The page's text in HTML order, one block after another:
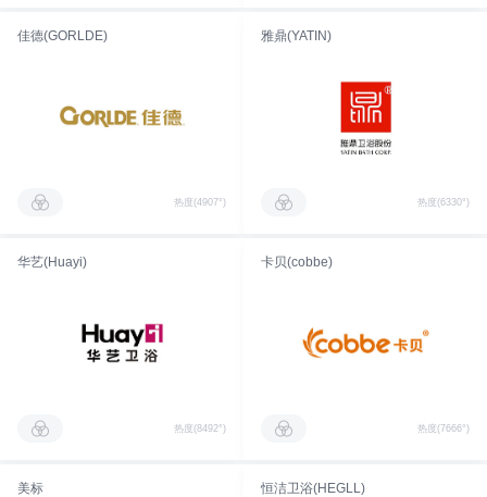
佳德(GORLDE)
热度(4907°)
雅鼎(YATIN)
热度(6330°)
华艺(Huayi)
热度(8492°)
卡贝(cobbe)
热度(7666°)
美标 恒洁卫浴(HEGLL)